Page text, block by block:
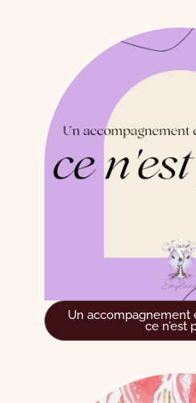
Un accompagnement
ce n’est